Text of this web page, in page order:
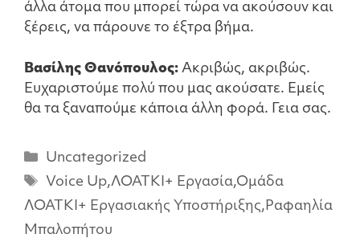
άλλα άτομα που μπορεί τώρα να ακούσουν και
ξέρεις, να πάρουνε το έξτρα βήμα.
Βασίλης Θανόπουλος: Ακριβώς, ακριβώς.
Ευχαριστούμε πολύ που μας ακούσατε. Εμείς
θα τα ξαναπούμε κάποια άλλη φορά. Γεια σας.
Κατηγορίες
Uncategorized
Ετικέτες
Voice Up,ΛΟΑΤΚΙ+ Εργασία,Ομάδα
ΛΟΑΤΚΙ+ Εργασιακής Υποστήριξης, Ραφαηλία
Μπαλοπήτου